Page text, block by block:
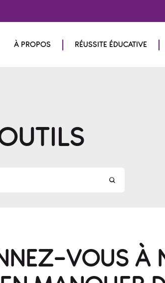
À PROPOS RÉUSSITE ÉDUCATIVE
VOUS À